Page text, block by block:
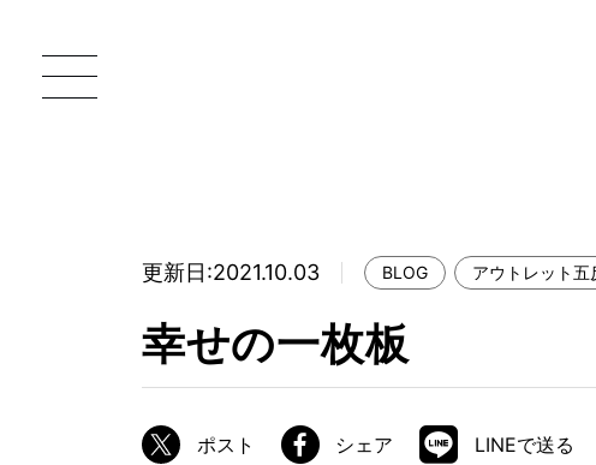
MOKUBA について
製造工程
吉祥寺
更新日:2021.10.03 BLOG アウトレット五
幸せの一枚板
ポスト シェア LINEで送る